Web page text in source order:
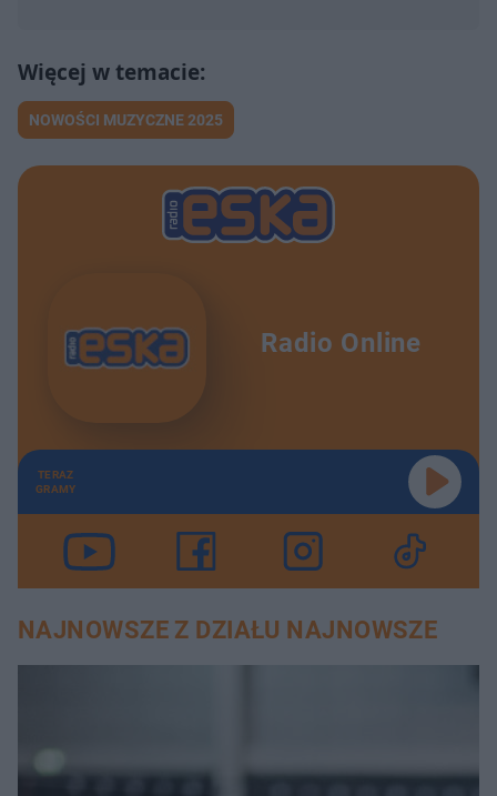
NOWOŚCI MUZYCZNE 2025
Radio Online
TERAZ
GRAMY
NAJNOWSZE Z DZIAŁU NAJNOWSZE